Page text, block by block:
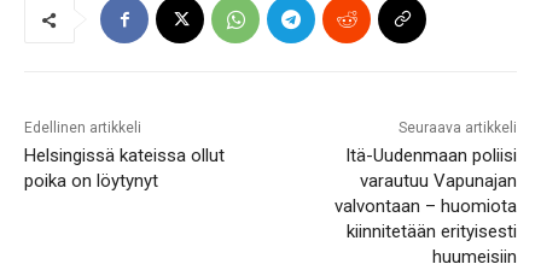
Edellinen artikkeli
Helsingissä kateissa ollut
poika on löytynyt
Seuraava artikkeli
Itä-Uudenmaan poliisi
varautuu Vapunajan
valvontaan – huomiota
kiinnitetään erityisesti
huumeisiin